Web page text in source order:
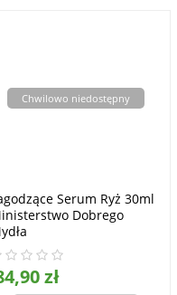
Chwilowo niedostępny
Serum Ryż 30ml
Dobrego
zł